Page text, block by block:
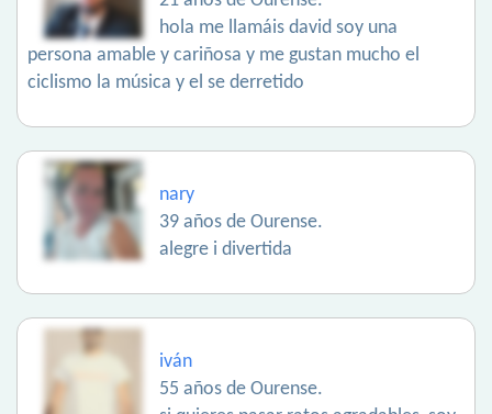
hola me llamáis david soy una
persona amable y cariñosa y me gustan mucho el
ciclismo la música y el se derretido
nary
39 años de Ourense.
alegre i divertida
iván
55 años de Ourense.